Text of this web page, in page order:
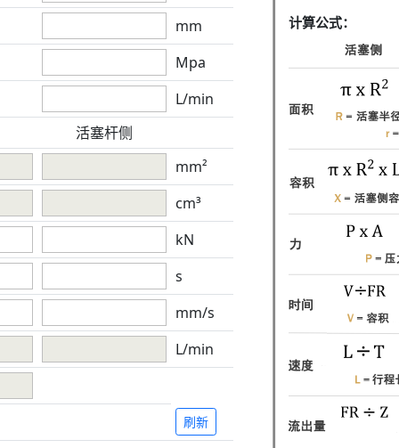
mm
Mpa
L/min
活塞杆侧
mm²
cm³
kN
s
mm/s
L/min
刷新
计算公式：